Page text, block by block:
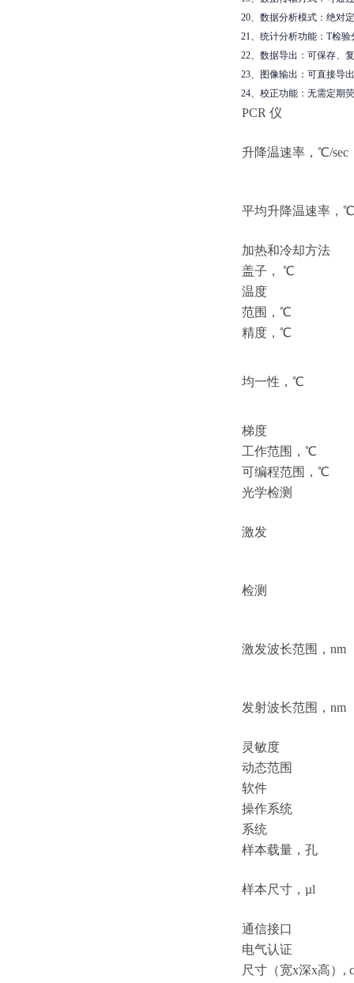
20、数据分析模式：绝对
21、统计分析功能：T检
22、数据导出：可保存、
23、图像输出：可直接导
24、校正功能：无需定期
PCR 仪
升降温速率， ℃/sec
平均升降温速率，
加热和冷却方法
盖子，
℃
温度
范围， ℃
精度， ℃
均一性， ℃
梯度
工作范围， ℃
可编程范围， ℃
光学检测
激发
检测
激发波长范围， nm
发射波长范围， nm
灵敏度
动态范围
软件
操作系统
系统
样本载量，孔
样本尺寸， µl
通信接口
电气认证
尺寸（宽x深x高）,